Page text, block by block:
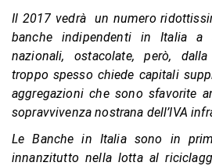
Il 2017 vedrà un numero
banche indipendenti in Italia a
nazionali, ostacolate, però,
troppo spesso chiede capitali
aggregazioni che sono sfavorite
sopravvivenza nostrana dell’IVA
Le Banche in Italia sono in
innanzitutto nella lotta al